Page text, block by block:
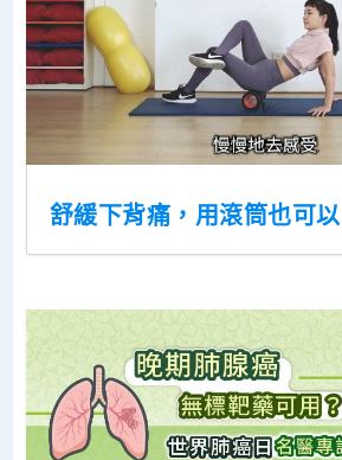
舒緩下背痛，用滾筒也可以